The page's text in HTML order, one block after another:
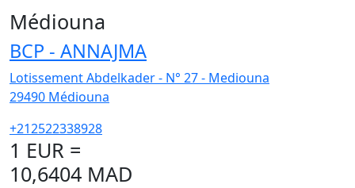
Médiouna
BCP - ANNAJMA
Lotissement Abdelkader - N° 27 - Mediouna
29490 Médiouna
+212522338928
1 EUR =
10,6404 MAD